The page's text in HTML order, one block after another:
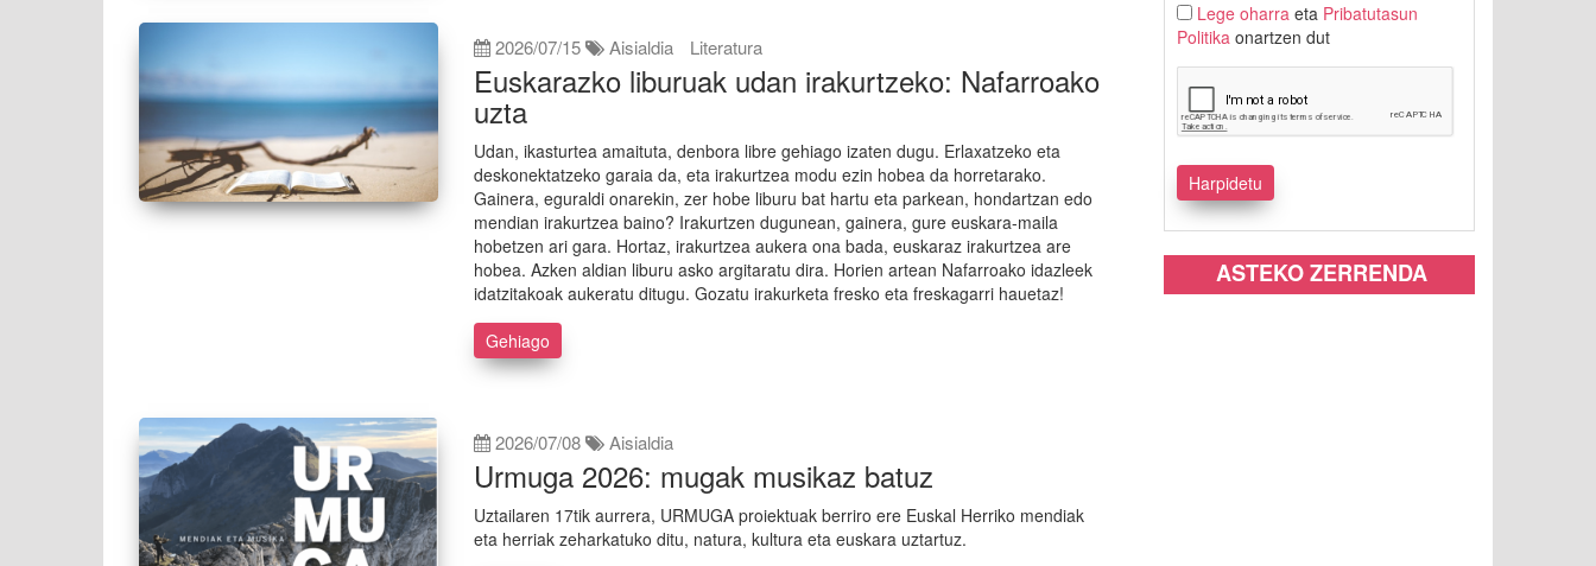
2026/07/15 Aisialdia Literatura
Euskarazko liburuak udan irakurtzeko: Nafarroako
uzta
Udan, ikasturtea amaituta, denbora libre gehiago izaten dugu. Erlaxatzeko eta
deskonektatzeko garaia da, eta irakurtzea modu ezin hobea da horretarako.
Gainera, eguraldi onarekin, zer hobe liburu bat hartu eta parkean, hondartzan edo
mendian irakurtzea baino? Irakurtzen dugunean, gainera, gure euskara-maila
hobetzen ari gara. Hortaz, irakurtzea aukera ona bada, euskaraz irakurtzea are
hobea. Azken aldian liburu asko argitaratu dira. Horien artean Nafarroako idazleek
idatzitakoak aukeratu ditugu. Gozatu irakurketa fresko eta freskagarri hauetaz!
Gehiago
2026/07/08 Aisialdia
Urmuga 2026: mugak musikaz batuz
Uztailaren 17tik aurrera, URMUGA proiektuak berriro ere Euskal Herriko mendiak
eta herriak zeharkatuko ditu, natura, kultura eta euskara uztartuz.
Lege oharraeta Pribatutasun
Politikaonartzen dut
ASTEKO ZERRENDA